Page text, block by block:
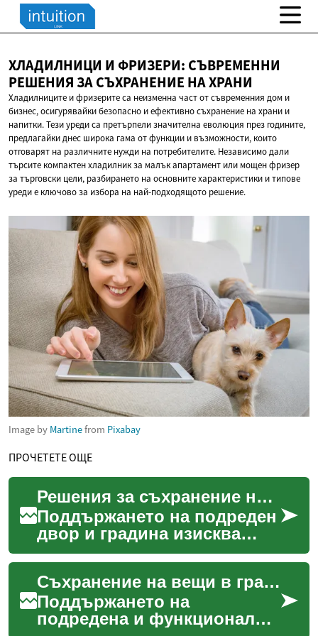
ХЛАДИЛНИЦИ И ФРИЗЕРИ: СЪВРЕМЕННИ
РЕШЕНИЯ ЗА СЪХРАНЕНИЕ НА ХРАНИ
Хладилниците и фризерите са неизменна част от съвременния дом и
бизнес, осигурявайки безопасно и ефективно съхранение на храни и
напитки. Тези уреди са претърпели значителна еволюция през годините,
предлагайки днес широка гама от функции и възможности, които
отговарят на различните нужди на потребителите. Независимо дали
търсите компактен хладилник за малък апартамент или мощен фризер
за търговски цели, разбирането на основните характеристики и типове
уреди е ключово за избора на най-подходящото решение.
Image by Martinefrom Pixabay
ПРОЧЕТЕТЕ ОЩЕ
Решения за съхранение на градински инструменти
Поддържането на подреден
двор и градина изисква
ефективни решения за
съхранение на инструменти
и оборудване. Градинск... Съхранение на вещи в градината
Поддържането на
подредена и функционална